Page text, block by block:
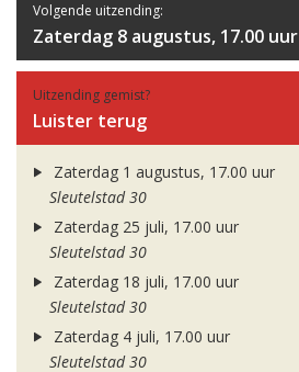
Volgende uitzending:
Zaterdag 8 augustus, 17.00 uur
Uitzending gemist?
Luister terug
Zaterdag 1 augustus, 17.00 uur
Sleutelstad 30
Zaterdag 25 juli, 17.00 uur
Sleutelstad 30
Zaterdag 18 juli, 17.00 uur
Sleutelstad 30
Zaterdag 4 juli, 17.00 uur
Sleutelstad 30